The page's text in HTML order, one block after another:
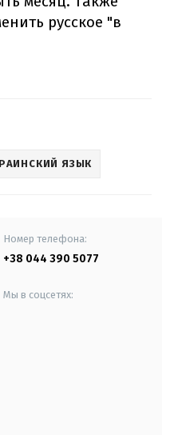
русское "в
ЯЗЫК
Номер телефона:
+38 044 390 5077
Мы в соцсетях: